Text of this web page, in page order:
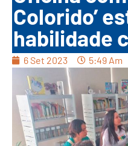
Colorido’
habilidade
6 Set 2023 5:49 Am